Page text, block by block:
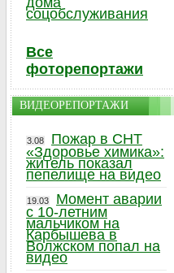
соцобслуживания
Все
фоторепортажи
ВИДЕОРЕПОРТАЖИ
3.08
Пожар в СНТ
«Здоровье химика»:
житель показал
пепелище на видео
19.03
Момент аварии
с 10-летним
мальчиком на
Карбышева в
Волжском попал на
видео